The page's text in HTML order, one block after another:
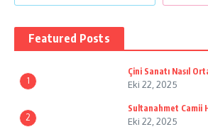
Featured Posts
1
Çini Sanatı Nasıl
Eki 22, 2025
2
Sultanahmet Camii
Eki 22, 2025